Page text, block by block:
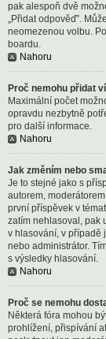
pak alespoň dvě
„Přidat odpověď”.
neomezenou volbu.
boardu.
Nahoru
Proč nemohu přidat
Maximální počet
opravdu nezbytně
pro další informace.
Nahoru
Jak změním nebo
Je to stejné jako s
autorem,
první příspěvek v
zatím nehlasoval, pak
v hlasování, v případě
nebo administrátor.
s výsledky hlasování.
Nahoru
Proč se nemohu
Některá fóra mohou
prohlížení, přispívání